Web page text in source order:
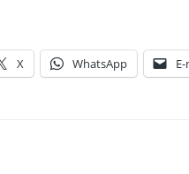
X WhatsApp